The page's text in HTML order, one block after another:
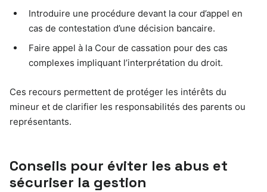
Introduire une procédure devant la cour d’appel en
cas de contestation d’une décision bancaire.
Faire appel à la Cour de cassation pour des cas
complexes impliquant l’interprétation du droit.
Ces recours permettent de protéger les intérêts du
mineur et de clarifier les responsabilités des parents ou
représentants.
Conseils pour éviter les abus et
sécuriser la gestion